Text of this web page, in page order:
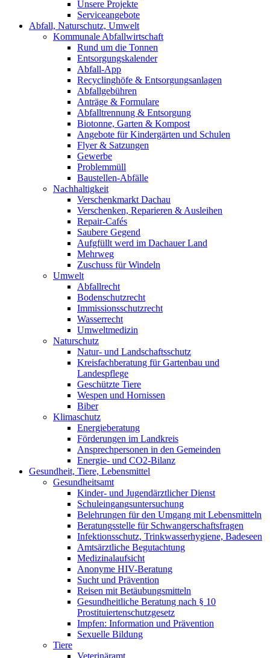
Unsere Projekte
Serviceangebote
Abfall, Naturschutz, Umwelt
Kommunale Abfallwirtschaft
Rund um die Tonnen
Entsorgungskalender
Abfall-App
Recyclinghöfe & Entsorgungsanlagen
Abfallgebühren
Anträge & Formulare
Abfalltrennung & Entsorgung
Biotonne, Garten & Kompost
Angebote für Kindergärten und Schulen
Flyer & Satzungen
Gewerbe
Problemmüll
Baustellen-Abfälle
Nachhaltigkeit
Verschenkmarkt Dachau
Verschenken, Reparieren & Ausleihen
Repair-Cafés
Saubere Gegend
Aufgfüllt werd im Dachauer Land
Mehrweg
Zuschuss für Windeln
Umwelt
Abfallrecht
Bodenschutzrecht
Immissionsschutzrecht
Wasserrecht
Umweltmedizin
Naturschutz
Natur- und Landschaftsschutz
Kreisfachberatung für Gartenbau und
Landespflege
Geschützte Tiere
Wespen und Hornissen
Biber
Klimaschutz
Energieberatung
Förderungen im Landkreis
Ansprechpersonen in den Gemeinden
Energie- und CO2-Bilanz
Gesundheit, Tiere, Lebensmittel
Gesundheitsamt
Kinder- und Jugendärztlicher Dienst
Schuleingangsuntersuchung
Belehrungen für den Umgang mit Lebensmitteln
Beratungsstelle für Schwangerschaftsfragen
Infektionsschutz, Trinkwasserhygiene, Badeseen
Amtsärztliche Begutachtung
Medizinalaufsicht
Anonyme HIV-Beratung
Sucht und Prävention
Reisen mit Betäubungsmitteln
Gesundheitliche Beratung nach § 10
Prostituiertenschutzgesetz
Impfen: Information und Prävention
Sexuelle Bildung
Tiere
Veterinäramt